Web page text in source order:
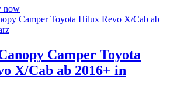
now
Camper Toyota
X/Cab ab 2016+ in